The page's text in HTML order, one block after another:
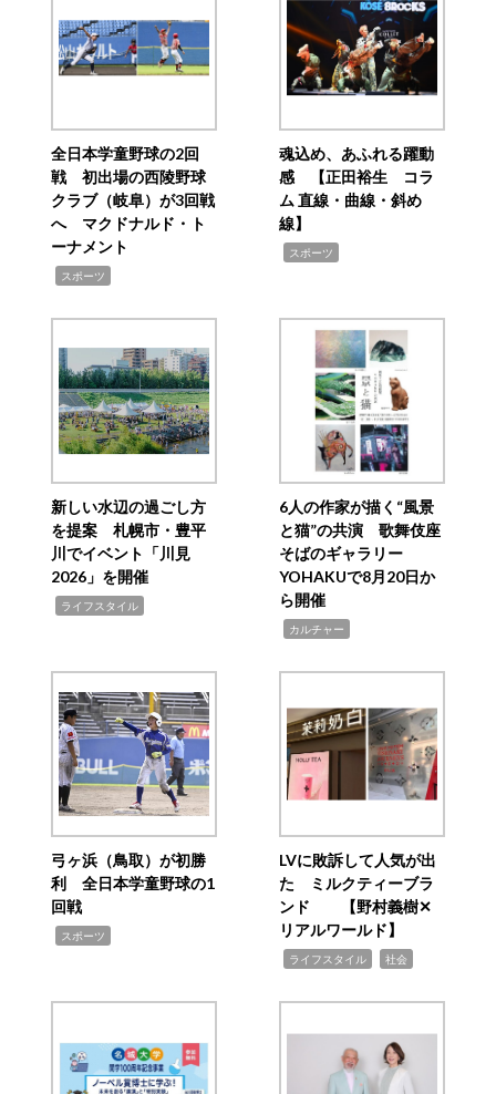
全日本学童野球の2回
戦 初出場の西陵野球
クラブ（岐阜）が3回戦
へ マクドナルド・ト
ーナメント
スポーツ
魂込め、あふれる躍動
感 【正田裕生 コラ
ム 直線・曲線・斜め
線】
スポーツ
新しい水辺の過ごし方
を提案 札幌市・豊平
川でイベント「川見
2026」を開催
ライフスタイル
6人の作家が描く“風景
と猫”の共演 歌舞伎座
そばのギャラリー
YOHAKUで8月20日か
ら開催
カルチャー
弓ヶ浜（鳥取）が初勝
利 全日本学童野球の1
回戦
スポーツ
LVに敗訴して人気が出
た ミルクティーブラ
ンド 【野村義樹✕
リアルワールド】
ライフスタイル 社会